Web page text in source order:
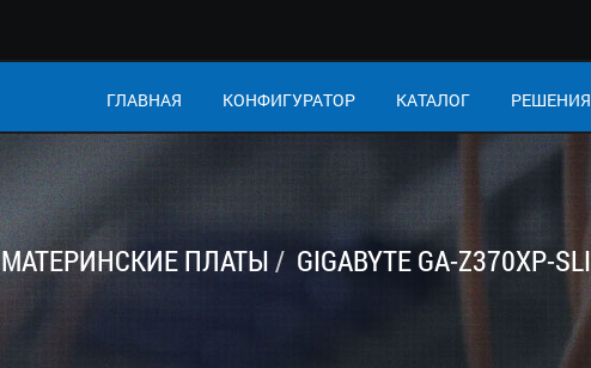
ГЛАВНАЯ КОНФИГУРАТОР КАТАЛОГ РЕШЕНИЯ
МАТЕРИНСКИЕ ПЛАТЫ GIGABYTE GA-Z370XP-SLI